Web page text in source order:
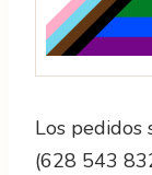
Los pedidos
(628 543